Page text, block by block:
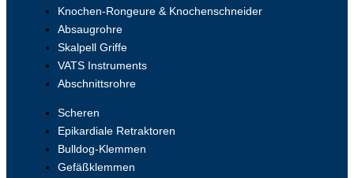
Knochen-Rongeure & Knochenschneider
Absaugrohre
Skalpell Griffe
VATS Instruments
Abschnittsrohre
Scheren
Epikardiale Retraktoren
Bulldog-Klemmen
Gefäßklemmen